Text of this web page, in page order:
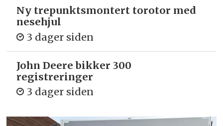
Ny trepunkts­montert torotor med
nesehjul
3 dager siden
John Deere bikker 300
registreringer
3 dager siden